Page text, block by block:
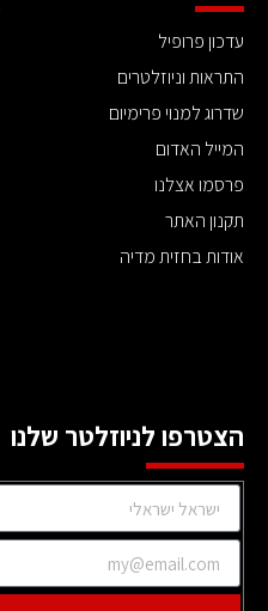
עדכון פרופיל
התראות וניוזלטרים
שדרוג למנוי פרימיום
המייל האדום
פרסמו אצלנו
תקנון האתר
אודות בחזית מדיה
הצטרפו לניוזלטר שלנו